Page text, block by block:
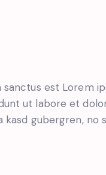
est Lorem
ut labore et
gubergren, no